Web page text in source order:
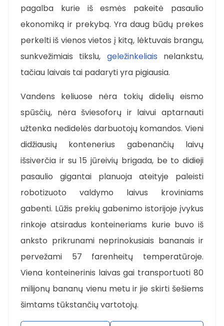
pagalba kurie iš esmės pakeitė pasaulio
ekonomiką ir prekybą. Yra daug būdų prekes
perkelti iš vienos vietos į kitą, lėktuvais brangu,
sunkvežimiais tikslu, geležinkeliais nelankstu,
tačiau laivais tai padaryti yra pigiausia.
Vandens keliuose nėra tokių didelių eismo
spūsčių, nėra šviesoforų ir laivui aptarnauti
užtenka nedidelės darbuotojų komandos. Vieni
didžiausių kontenerius gabenančių laivų
išsiverčia ir su 15 jūreivių brigada, be to didieji
pasaulio gigantai planuoja ateityje paleisti
robotizuoto valdymo laivus kroviniams
gabenti. Lūžis prekių gabenimo istorijoje įvykus
rinkoje atsiradus konteineriams kurie buvo iš
anksto prikrunami neprinokusiais bananais ir
pervežami 57 farenheitų temperatūroje.
Viena konteinerinis laivas gai transportuoti 80
milijonų bananų vienu metu ir jie skirti šešiems
šimtams tūkstančių vartotojų.